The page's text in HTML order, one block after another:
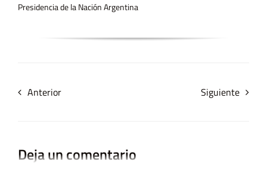
Presidencia de la Nación Argentina
Anterior Siguiente
Deja un comentario